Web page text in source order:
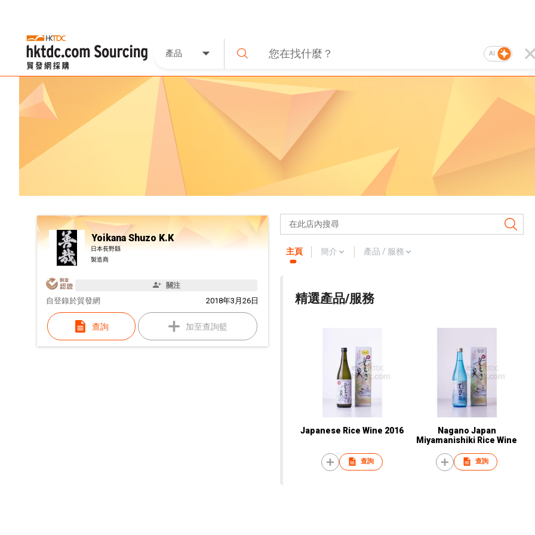
產品 AI
Yoikana Shuzo K.K
日本長野縣
製造商
關注
自 2018年3月26日
登錄於貿發網
查詢 加至查詢籃
主頁 簡介 產品 / 服務
精選產品/服務
Japanese Rice Wine 2016
查詢
Nagano Japan
Miyamanishiki Rice Wine
查詢